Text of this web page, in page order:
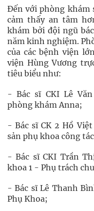
Đến với phòng khám
cảm thấy an tâm
khám bởi đội ngũ
năm kinh nghiệm.
của các bệnh viện
viện Hùng Vương
tiêu biểu như:
- Bác sĩ CKI Lê
phòng khám Anna;
- Bác sĩ CK 2 Hồ
sản phụ khoa công
- Bác sĩ CKI Trần
khoa 1 - Phụ trách
- Bác sĩ Lê Thanh
Phụ Khoa;